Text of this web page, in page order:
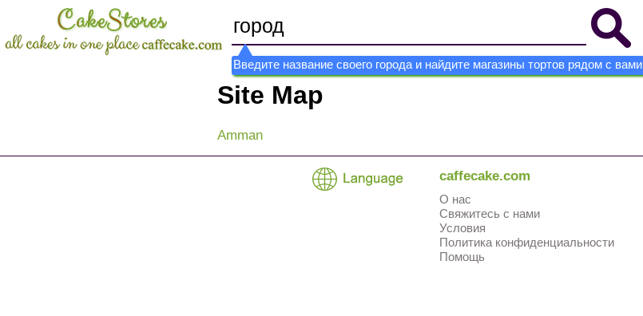
Введите название своего города и найдите магазины тортов рядом с вами
Site Map
Amman
caffecake.com
О нас
Свяжитесь с нами
Условия
Политика конфиденциальности
Помощь